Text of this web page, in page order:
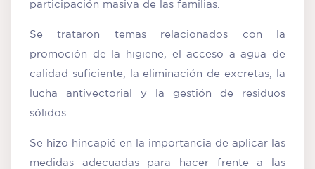
participación masiva de las familias.
Se trataron temas relacionados con la
promoción de la higiene, el acceso a agua de
calidad suficiente, la eliminación de excretas, la
lucha antivectorial y la gestión de residuos
sólidos.
Se hizo hincapié en la importancia de aplicar las
medidas adecuadas para hacer frente a las